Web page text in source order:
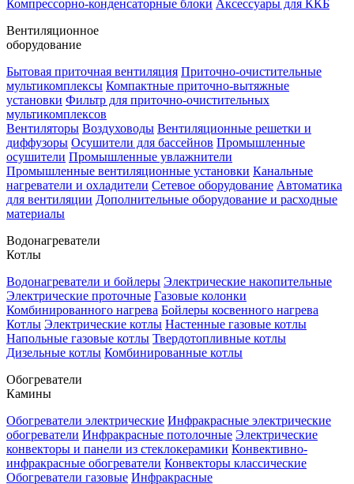
Компрессорно-конденсаторные блоки Аксессуары для ККБ
Вентиляционное
оборудование
Бытовая приточная вентиляция Приточно-очистительные
мультикомплексы Компактные приточно-вытяжные
установки Фильтр для приточно-очистительных
мультикомплексов
Вентиляторы Воздуховоды Вентиляционные решетки и
диффузоры Осушители для бассейнов Промышленные
осушители Промышленные увлажнители
Промышленные вентиляционные установки Канальные
нагреватели и охладители Сетевое оборудование Автоматика
для вентиляции Дополнительные оборудование и расходные
материалы
Водонагреватели
Котлы
Водонагреватели и бойлеры Электрические накопительные
Электрические проточные Газовые колонки
Комбинированного нагрева Бойлеры косвенного нагрева
Котлы Электрические котлы Настенные газовые котлы
Напольные газовые котлы Твердотопливные котлы
Дизельные котлы Комбинированные котлы
Обогреватели
Камины
Обогреватели электрические Инфракрасные электрические
обогреватели Инфракрасные потолочные Электрические
конвекторы и панели из стеклокерамики Конвективно-
инфракрасные обогреватели Конвекторы классические
Обогреватели газовые Инфракрасные